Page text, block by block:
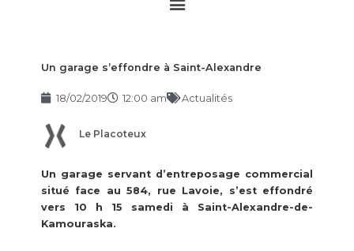
Un garage s’effondre à Saint-Alexandre
18/02/2019 12:00 am Actualités
Le Placoteux
Un garage servant d’entreposage commercial
situé face au 584, rue Lavoie, s’est effondré
vers 10 h 15 samedi à Saint-Alexandre-de-
Kamouraska.